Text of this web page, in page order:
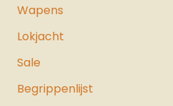
Wapens
Lokjacht
Sale
Begrippenlijst